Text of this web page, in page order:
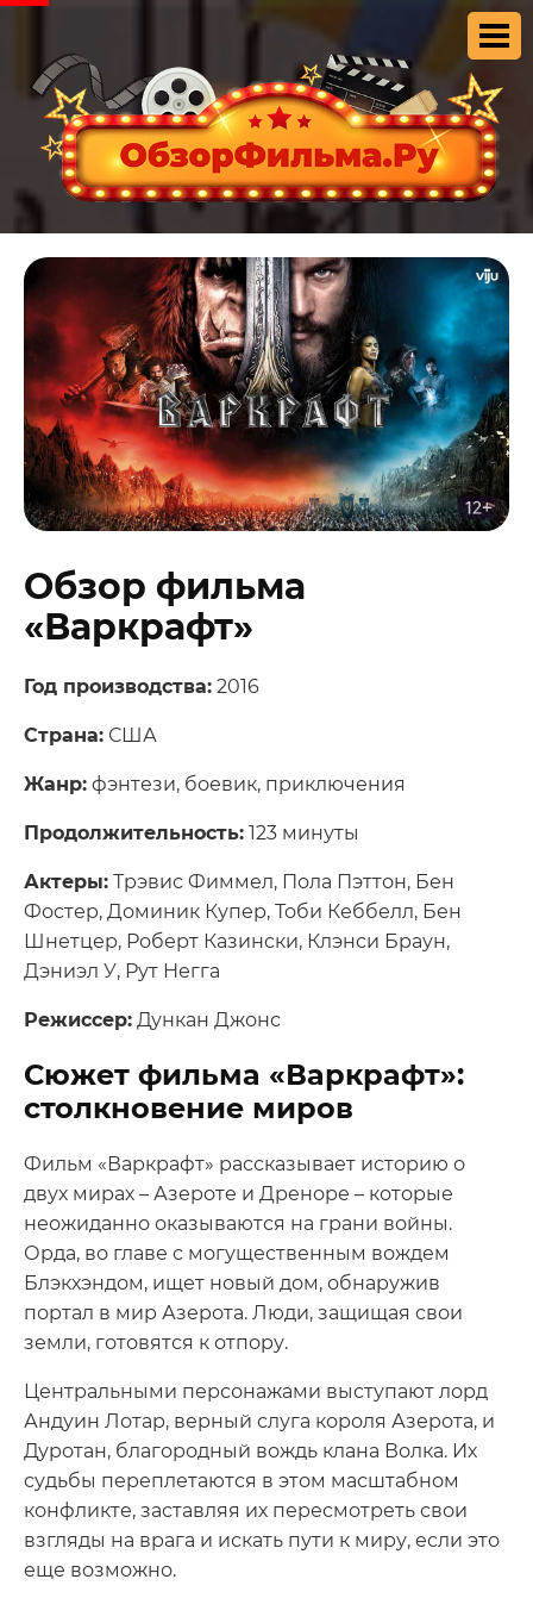
Обзор фильма
«Варкрафт»
Год производства: 2016
Страна: США
Жанр: фэнтези, боевик, приключения
Продолжительность: 123 минуты
Актеры: Трэвис Фиммел, Пола Пэттон, Бен
Фостер, Доминик Купер, Тоби Кеббелл, Бен
Шнетцер, Роберт Казински, Клэнси Браун,
Дэниэл У, Рут Негга
Режиссер: Дункан Джонс
Сюжет фильма «Варкрафт»:
столкновение миров
Фильм «Варкрафт» рассказывает историю о
двух мирах – Азероте и Дреноре – которые
неожиданно оказываются на грани войны.
Орда, во главе с могущественным вождем
Блэкхэндом, ищет новый дом, обнаружив
портал в мир Азерота. Люди, защищая свои
земли, готовятся к отпору.
Центральными персонажами выступают лорд
Андуин Лотар, верный слуга короля Азерота, и
Дуротан, благородный вождь клана Волка. Их
судьбы переплетаются в этом масштабном
конфликте, заставляя их пересмотреть свои
взгляды на врага и искать пути к миру, если это
еще возможно.